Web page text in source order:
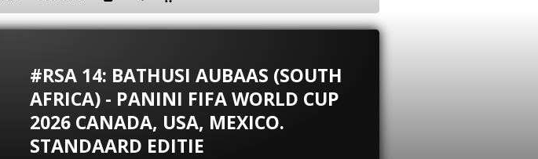
#RSA 14: BATHUSI AUBAAS (SOUTH
AFRICA) - PANINI FIFA WORLD CUP
2026 CANADA, USA, MEXICO.
STANDAARD EDITIE